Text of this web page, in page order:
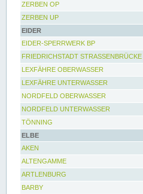
ZERBEN OP
ZERBEN UP
EIDER
EIDER-SPERRWERK BP
FRIEDRICHSTADT STRASSENBRÜCKE
LEXFÄHRE OBERWASSER
LEXFÄHRE UNTERWASSER
NORDFELD OBERWASSER
NORDFELD UNTERWASSER
TÖNNING
ELBE
AKEN
ALTENGAMME
ARTLENBURG
BARBY